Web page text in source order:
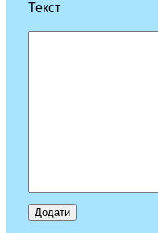
Текст